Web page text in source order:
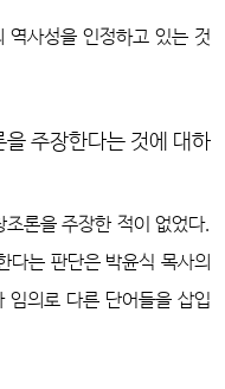
사성을 인정하고 있는 것
주장한다는 것에 대하
론을 주장한 적이 없었다.
다는 판단은 박윤식 목사의
임의로 다른 단어들을 삽입